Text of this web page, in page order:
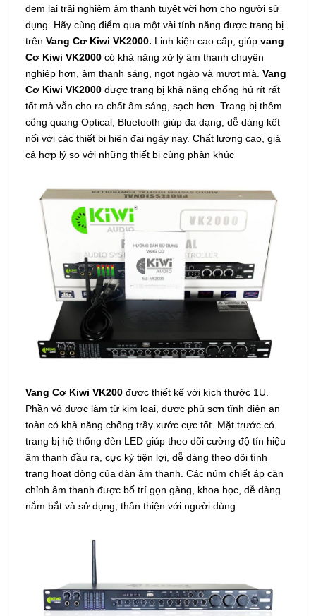
đem lại trải nghiệm âm thanh tuyệt vời hơn cho người sử
dụng. Hãy cùng điểm qua một vài tính năng được trang bị
trên Vang Cơ Kiwi VK2000. Linh kiện cao cấp, giúp vang
Cơ Kiwi VK2000 có khả năng xử lý âm thanh chuyên
nghiệp hơn, âm thanh sáng, ngọt ngào và mượt mà. Vang
Cơ Kiwi VK2000 được trang bị khả năng chống hú rít rất
tốt mà vẫn cho ra chất âm sáng, sạch hơn. Trang bị thêm
cổng quang Optical, Bluetooth giúp đa dạng, dễ dàng kết
nối với các thiết bị hiện đại ngày nay. Chất lượng cao, giá
cả hợp lý so với những thiết bị cùng phân khúc
Vang Cơ Kiwi VK200 được thiết kế với kích thước 1U.
Phần vỏ được làm từ kim loại, được phủ sơn tĩnh điện an
toàn có khả năng chống trầy xước cực tốt. Mặt trước có
trang bị hệ thống đèn LED giúp theo dõi cường độ tín hiệu
âm thanh đầu ra, cực kỳ tiện lợi, dễ dàng theo dõi tình
trạng hoạt động của dàn âm thanh. Các núm chiết áp căn
chỉnh âm thanh được bố trí gọn gàng, khoa học, dễ dàng
nắm bắt và sử dụng, thân thiện với người dùng